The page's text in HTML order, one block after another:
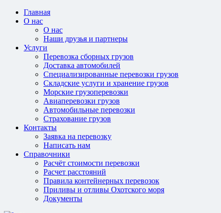
Главная
О нас
О нас
Наши друзья и партнеры
Услуги
Перевозка сборных грузов
Доставка автомобилей
Специализированные перевозки грузов
Складские услуги и хранение грузов
Морские грузоперевозки
Авиаперевозки грузов
Автомобильные перевозки
Страхование грузов
Контакты
Заявка на перевозку
Написать нам
Справочники
Расчёт стоимости перевозки
Расчет расстояний
Правила контейнерных перевозок
Приливы и отливы Охотского моря
Документы